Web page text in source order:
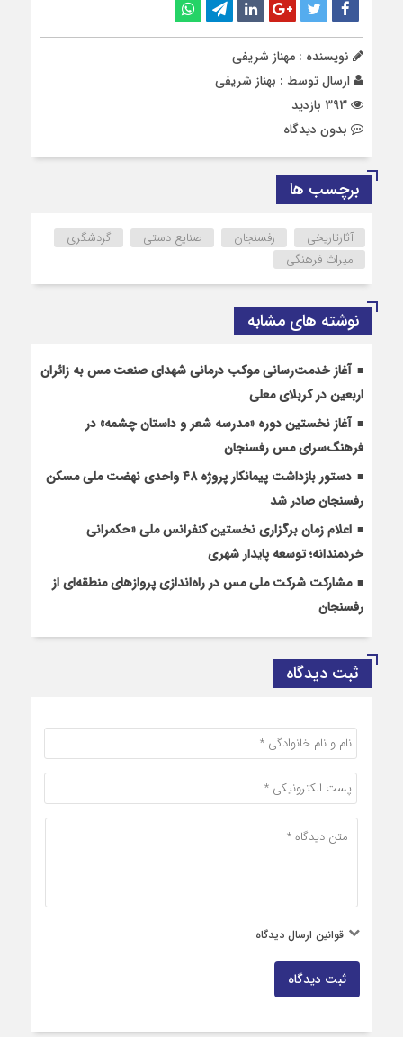
نویسنده : مهناز شریفی
ارسال توسط : بهناز شریفی
بدون دیدگاه
برچسب ها
آثارتاریخی رفسنجان صنایع دستی
گردشگری
میراث فرهنگی
نوشته های مشابه
آغاز خدمت‌رسانی موکب درمانی شهدای صنعت مس به زائران
اربعین در کربلای معلی
آغاز نخستین دوره «مدرسه شعر و داستان چشمه» در
فرهنگ‌سرای مس رفسنجان
دستور بازداشت پیمانکار پروژه ۴۸ واحدی نهضت ملی مسکن
رفسنجان صادر شد
اعلام زمان برگزاری نخستین کنفرانس ملی «حکمرانی
خردمندانه؛ توسعه پایدار شهری
مشارکت شرکت ملی مس در راه‌اندازی پروازهای منطقه‌ای از
رفسنجان
ثبت دیدگاه
قوانین ارسال دیدگاه
ثبت دیدگاه